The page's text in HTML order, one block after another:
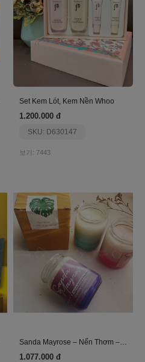
Set Kem Lót, Kem Nền Whoo
1.200.000 đ
SKU: D630147
보기: 7443
Sanda Mayrose – Nến Thơm – Set 01
1.077.000 đ